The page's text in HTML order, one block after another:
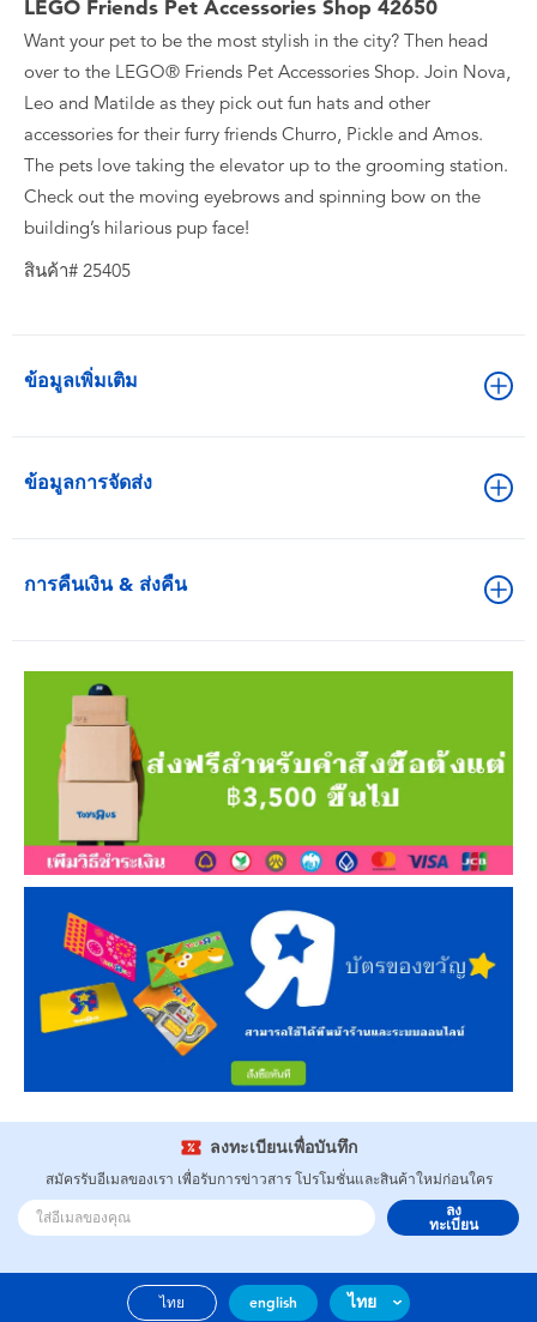
แกดเจ็ต
LEGO Friends Pet Accessories Shop 42650
Want your pet to be the most stylish in the city? Then head
over to the LEGO® Friends Pet Accessories Shop. Join Nova,
Leo and Matilde as they pick out fun hats and other
accessories for their furry friends Churro, Pickle and Amos.
The pets love taking the elevator up to the grooming station.
Check out the moving eyebrows and spinning bow on the
building’s hilarious pup face!
สินค้า# 25405
ข้อมูลเพิ่มเติม
ข้อมูลการจัดส่ง
การคืนเงิน & ส่งคืน
ลงทะเบียนเพื่อบันทึก
สมัครรับอีเมลของเรา เพื่อรับการข่าวสาร โปรโมชั่นและสินค้าใหม่ก่อนใคร
ลง
ทะเบียน
ไทย english ไทย